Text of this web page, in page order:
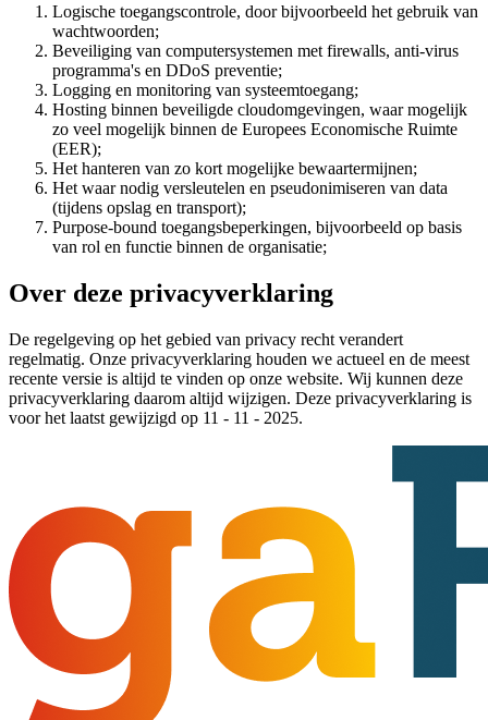
Logische toegangscontrole, door bijvoorbeeld het gebruik van
wachtwoorden;
Beveiliging van computersystemen met firewalls, anti-virus
programma's en DDoS preventie;
Logging en monitoring van systeemtoegang;
Hosting binnen beveiligde cloudomgevingen, waar mogelijk
zo veel mogelijk binnen de Europees Economische Ruimte
(EER);
Het hanteren van zo kort mogelijke bewaartermijnen;
Het waar nodig versleutelen en pseudonimiseren van data
(tijdens opslag en transport);
Purpose-bound toegangsbeperkingen, bijvoorbeeld op basis
van rol en functie binnen de organisatie;
Over deze privacyverklaring
De regelgeving op het gebied van privacy recht verandert
regelmatig. Onze privacyverklaring houden we actueel en de meest
recente versie is altijd te vinden op onze website. Wij kunnen deze
privacyverklaring daarom altijd wijzigen. Deze privacyverklaring is
voor het laatst gewijzigd op 11 - 11 - 2025.